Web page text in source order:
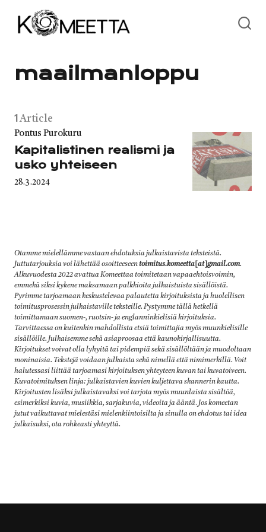
maailmanloppu
1Article
Category
Pontus Purokuru
Kapitalistinen realismi ja
usko yhteiseen
Published
28.3.2024
Otamme mielellämme vastaan ehdotuksia julkaistavista teksteistä.
Juttutarjouksia voi lähettää osoitteeseentoimitus.komeetta[at]gmail.com.
Alkuvuodesta 2022 avattua Komeettaa toimitetaan vapaaehtoisvoimin,
emmekä siksi kykene maksamaan palkkioita julkaistuista sisällöistä.
Pyrimme tarjoamaan keskustelevaa palautetta kirjoituksista ja huolellisen
toimitusprosessin julkaistaville teksteille. Pystymme tällä hetkellä
toimittamaan suomen-, ruotsin- ja englanninkielisiä kirjoituksia.
Tarvittaessa on kuitenkin mahdollista etsiä toimittajia myös muunkielisille
sisällöille. Julkaisemme sekä asiaproosaa että kaunokirjallisuutta.
Kirjoitukset voivat olla lyhyitä tai pidempiä sekä sisällöltään ja muodoltaan
moninaisia. Tekstejä voidaan julkaista sekä nimellä että nimimerkillä. Voit
halutessasi liittää tarjoamasi kirjoituksen yhteyteen kuvan tai kuvatoiveen.
Kuvatoimituksen linja: julkaistavien kuvien kuljettava skannerin kautta.
Kirjoitusten lisäksi julkaistavaksi voi tarjota myös muunlaista sisältöä,
esimerkiksi kuvia, musiikkia, sarjakuvia, videoita ja ääntä. Jos komeetan
jutut vaikuttavat mielestäsi mielenkiintoisilta ja sinulla on ehdotus tai idea
julkaisuksi, ota rohkeasti yhteyttä.